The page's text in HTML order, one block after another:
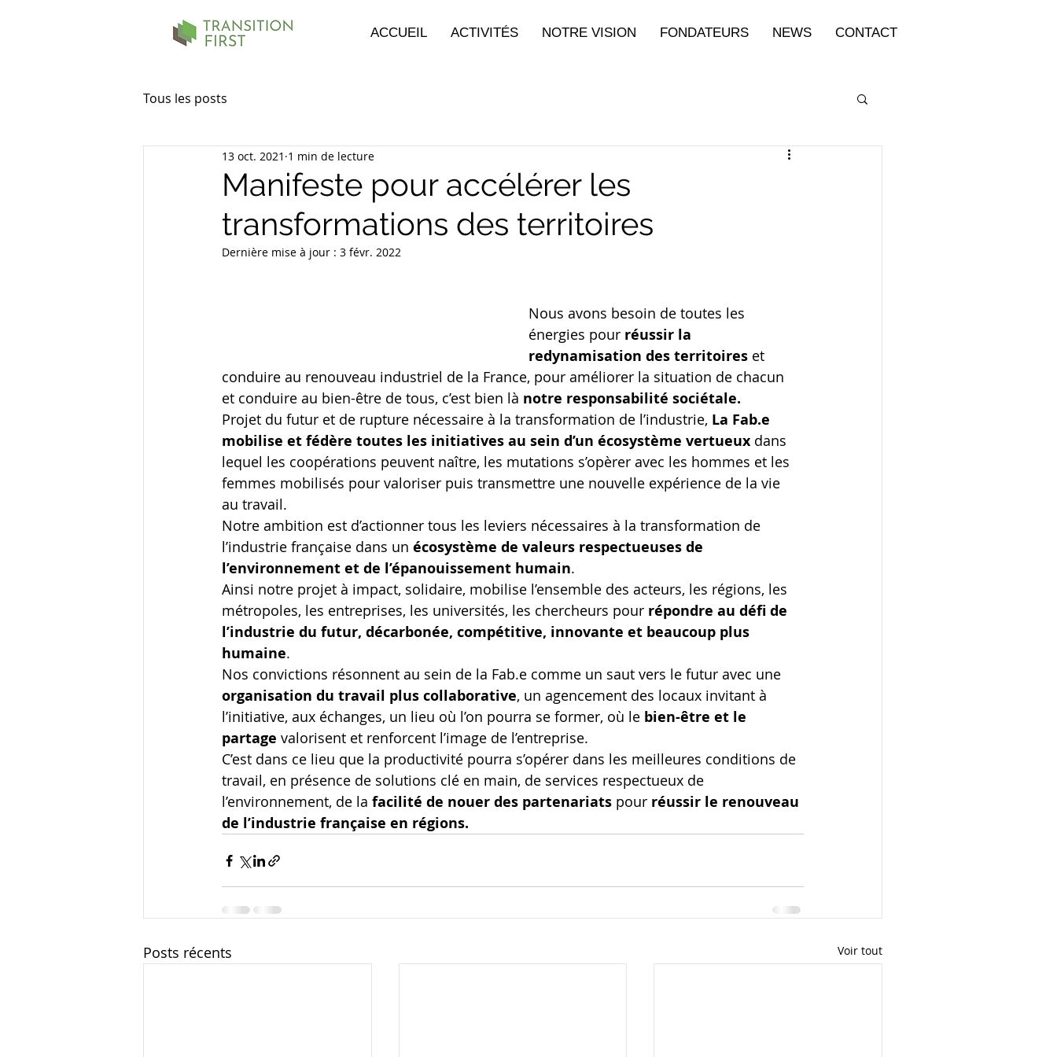
ACCUEIL ACTIVITÉS NOTRE VISION FONDATEURS NEWS CONTACT
Tous les posts
Manifeste pour accélérer les
transformations des territoires
13 oct. 2021 1 min de lecture
Dernière mise à jour : 3 févr. 2022
Nous avons besoin de toutes les
énergies pour réussir la
redynamisation des territoires et
conduire au renouveau industriel de la France, pour améliorer la situation de chacun
et conduire au bien-être de tous, c’est bien là notre responsabilité sociétale.
Projet du futur et de rupture nécessaire à la transformation de l’industrie, La Fab.e
mobilise et fédère toutes les initiatives au sein d’un écosystème vertueux dans
lequel les coopérations peuvent naître, les mutations s’opèrer avec les hommes et les
femmes mobilisés pour valoriser puis transmettre une nouvelle expérience de la vie
au travail.
Notre ambition est d’actionner tous les leviers nécessaires à la transformation de
l’industrie française dans un écosystème de valeurs respectueuses de
l’environnement et de l’épanouissement humain.
Ainsi notre projet à impact, solidaire, mobilise l’ensemble des acteurs, les régions, les
métropoles, les entreprises, les universités, les chercheurs pour répondre au défi de
l’industrie du futur, décarbonée, compétitive, innovante et beaucoup plus
humaine.
Nos convictions résonnent au sein de la Fab.e comme un saut vers le futur avec une
organisation du travail plus collaborative, un agencement des locaux invitant à
l’initiative, aux échanges, un lieu où l’on pourra se former, où le bien-être et le
partage valorisent et renforcent l’image de l’entreprise.
C’est dans ce lieu que la productivité pourra s’opérer dans les meilleures conditions de
travail, en présence de solutions clé en main, de services respectueux de
l’environnement, de la facilité de nouer des partenariats pour réussir le renouveau
de l’industrie française en régions.
Posts récents Voir tout